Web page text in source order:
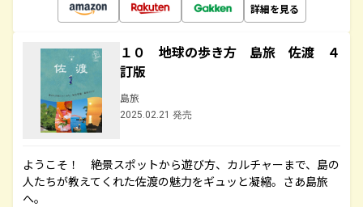
詳細を見る
１０ 地球の歩き方 島旅 佐渡 ４
訂版
島旅
2025.02.21 発売
ようこそ！ 絶景スポットから遊び方、カルチャーまで、島の
人たちが教えてくれた佐渡の魅力をギュッと凝縮。さあ島旅
へ。